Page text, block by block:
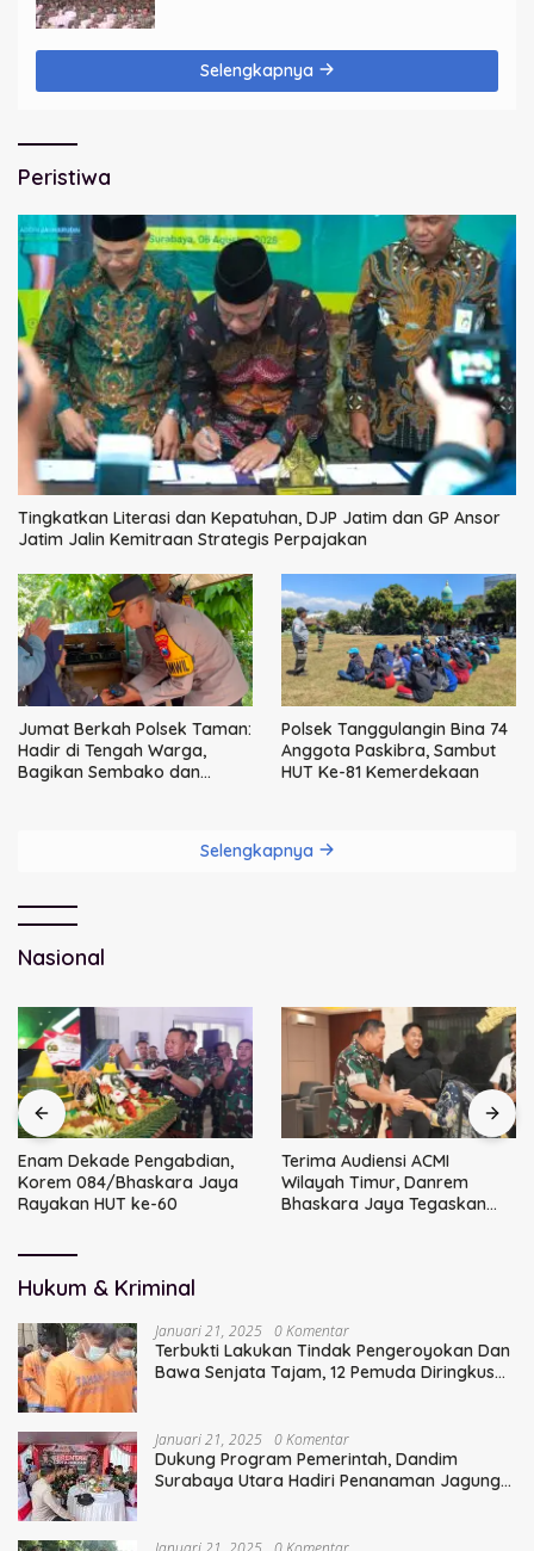
Selengkapnya
Peristiwa
Tingkatkan Literasi dan Kepatuhan, DJP Jatim dan GP Ansor
Jatim Jalin Kemitraan Strategis Perpajakan
Jumat Berkah Polsek Taman:
Hadir di Tengah Warga,
Bagikan Sembako dan
Polsek Tanggulangin Bina 74
Anggota Paskibra, Sambut
HUT Ke-81 Kemerdekaan
Selengkapnya
Nasional
Enam Dekade Pengabdian,
Korem 084/Bhaskara Jaya
Rayakan HUT ke-60
Terima Audiensi ACMI
Wilayah Timur, Danrem
Bhaskara Jaya Tegaskan
Hukum & Kriminal
Januari 21, 2025 0 Komentar
Terbukti Lakukan Tindak Pengeroyokan Dan
Bawa Senjata Tajam, 12 Pemuda Diringkus
Januari 21, 2025 0 Komentar
Dukung Program Pemerintah, Dandim
Surabaya Utara Hadiri Penanaman Jagung